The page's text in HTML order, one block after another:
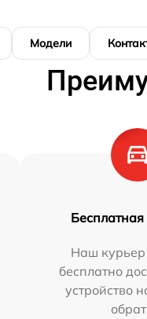
Модели
Бесплатная
Наш
бесплатно
устройство